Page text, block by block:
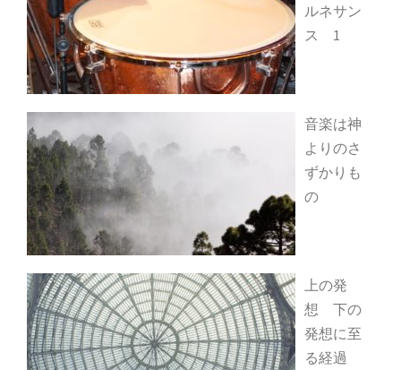
ルネサン
ス 1
音楽は神
よりのさ
ずかりも
の
上の発
想 下の
発想に至
る経過